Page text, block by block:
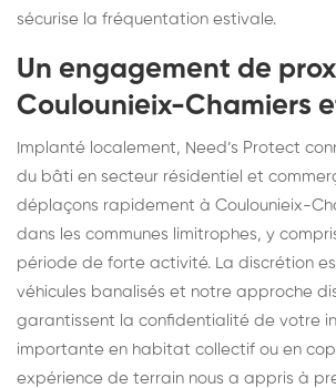
sécurise la fréquentation estivale.
Un engagement de
Coulounieix-Chamiers
Implanté localement, Need’s Protect
du bâti en secteur résidentiel et
déplaçons rapidement à Coulounieix-
dans les communes limitrophes, y
période de forte activité. La discrétion
véhicules banalisés et notre approche
garantissent la confidentialité de votre
importante en habitat collectif ou en
expérience de terrain nous a appris à